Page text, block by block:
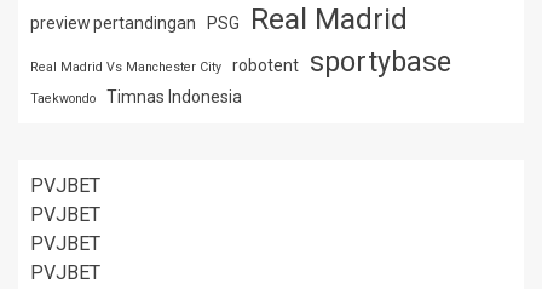
preview pertandingan PSG Real Madrid
Real Madrid Vs Manchester City robotent sportybase
Taekwondo Timnas Indonesia
PVJBET
PVJBET
PVJBET
PVJBET